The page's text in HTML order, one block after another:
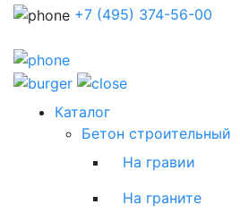
+7 (495) 374-56-00
Каталог
Бетон строительный
На гравии
На граните